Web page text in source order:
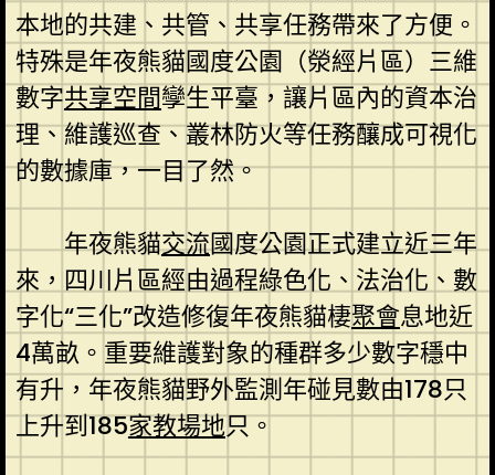
本地的共建、共管、共享任務帶來了方便。
特殊是年夜熊貓國度公園（滎經片區）三維
數字共享空間孿生平臺，讓片區內的資本治
理、維護巡查、叢林防火等任務釀成可視化
的數據庫，一目了然。
年夜熊貓交流國度公園正式建立近三年
來，四川片區經由過程綠色化、法治化、數
字化“三化”改造修復年夜熊貓棲聚會息地近
4萬畝。重要維護對象的種群多少數字穩中
有升，年夜熊貓野外監測年碰見數由178只
上升到185家教場地只。